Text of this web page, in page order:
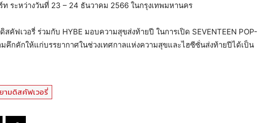
ระหว่างวันที่ 23 – 24 ธันวาคม 2566 ในกรุงเทพมหานคร
ฟเวอรี่ ร่วมกับ HYBE มอบความสุขส่งท้ายปี ในการเปิด SEVENTEEN POP-
คึกคักให้แก่บรรยากาศในช่วงเทศกาลแห่งความสุขและไฮซีซั่นส่งท้ายปีได้เป็น
ามดิสคัฟเวอรี่